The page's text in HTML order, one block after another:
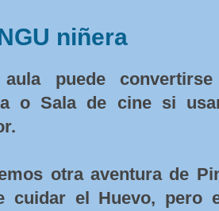
niñera
aula puede
o Sala de cine si
otra aventura de
cuidar el Huevo, pero